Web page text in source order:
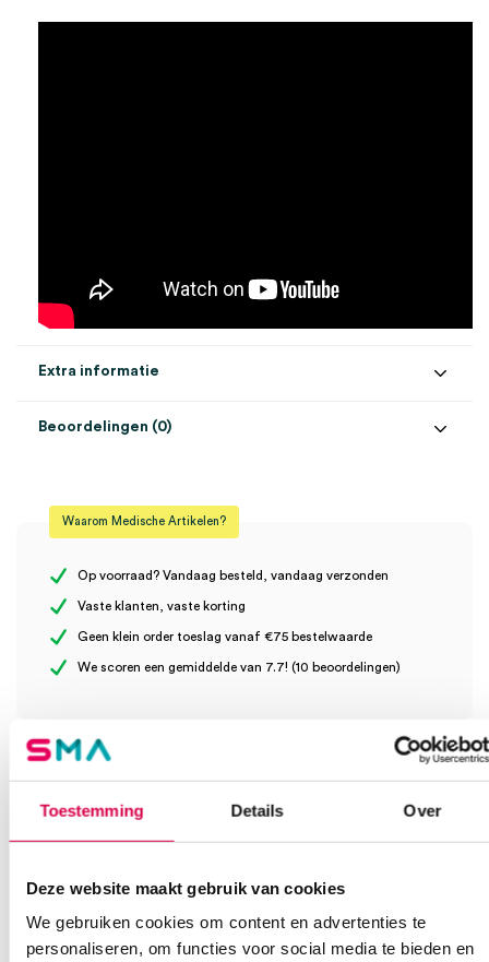
Toestemming Details Over
Deze website maakt gebruik van cookies
We gebruiken cookies om content en advertenties te
personaliseren, om functies voor social media te bieden en
Extra informatie
Beoordelingen (0)
Er zijn nog geen beoordelingen.
Je moetingelogd zijn om een beoordeling te plaatsen.
Waarom Medische Artikelen?
Op voorraad? Vandaag besteld, vandaag verzonden
Vaste klanten, vaste korting
Geen klein order toeslag vanaf €75 bestelwaarde
We scoren een gemiddelde van 7.7! (10 beoordelingen)
Heb je een vraag?
Anca helpt je!